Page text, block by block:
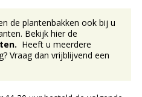
de plantenbakken ook bij u
Bekijk hier de
Heeft u meerdere
Vraag dan vrijblijvend een